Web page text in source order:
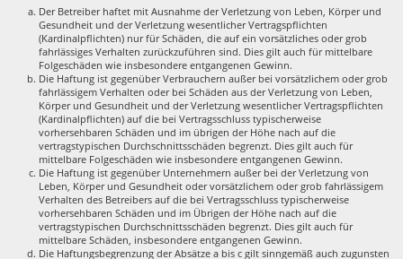
Der Betreiber haftet mit Ausnahme der Verletzung von Leben, Körper und
Gesundheit und der Verletzung wesentlicher Vertragspflichten
(Kardinalpflichten) nur für Schäden, die auf ein vorsätzliches oder grob
fahrlässiges Verhalten zurückzuführen sind. Dies gilt auch für mittelbare
Folgeschäden wie insbesondere entgangenen Gewinn.
Die Haftung ist gegenüber Verbrauchern außer bei vorsätzlichem oder grob
fahrlässigem Verhalten oder bei Schäden aus der Verletzung von Leben,
Körper und Gesundheit und der Verletzung wesentlicher Vertragspflichten
(Kardinalpflichten) auf die bei Vertragsschluss typischerweise
vorhersehbaren Schäden und im übrigen der Höhe nach auf die
vertragstypischen Durchschnittsschäden begrenzt. Dies gilt auch für
mittelbare Folgeschäden wie insbesondere entgangenen Gewinn.
Die Haftung ist gegenüber Unternehmern außer bei der Verletzung von
Leben, Körper und Gesundheit oder vorsätzlichem oder grob fahrlässigem
Verhalten des Betreibers auf die bei Vertragsschluss typischerweise
vorhersehbaren Schäden und im Übrigen der Höhe nach auf die
vertragstypischen Durchschnittsschäden begrenzt. Dies gilt auch für
mittelbare Schäden, insbesondere entgangenen Gewinn.
Die Haftungsbegrenzung der Absätze a bis c gilt sinngemäß auch zugunsten